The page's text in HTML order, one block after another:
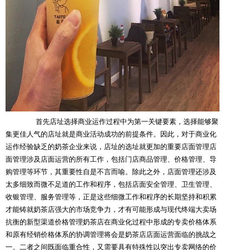
首先店址选择商业运作过程中为第一关键要素，选择能够聚
集更佳人气的店址就是商业活动成功的前提条件。因此，对于商业化
运作经验缺乏的奶茶企业来说，店址的选址就更加的重要店面管理店
面管理涉及店面运营的所有工作，包括门店商品管理、价格管理、导
购管理等环节，其重要性自是不言而喻。除此之外，店面管理还涉及
太多细致而微不足道的工作和程序，包括店面安全管理、卫生管理、
收银管理、服务管理等，正是这些细微工作和程序的长期坚持和积累
才能铸就奶茶店强大的市场竞争力，才有可能形成与现代终端大卖场
抗衡的新型渠道价格管理奶茶店在商业化过程中形成的专卖价格体系
和原有经销价格体系的协调管理将会是奶茶店店面运营面临的挑战之
一。二者之间既面临重合性，又需要具有特殊性以突出专卖网络的价